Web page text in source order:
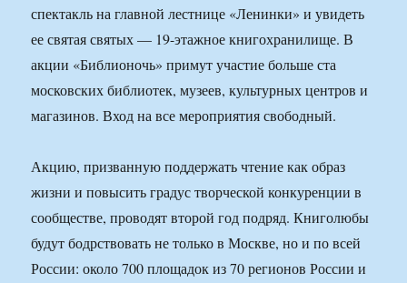
спектакль на главной лестнице «Ленинки» и увидеть
ее святая святых — 19-этажное книгохранилище. В
акции «Библионочь» примут участие больше ста
московских библиотек, музеев, культурных центров и
магазинов. Вход на все мероприятия свободный.
Акцию, призванную поддержать чтение как образ
жизни и повысить градус творческой конкуренции в
сообществе, проводят второй год подряд. Книголюбы
будут бодрствовать не только в Москве, но и по всей
России: около 700 площадок из 70 регионов России и